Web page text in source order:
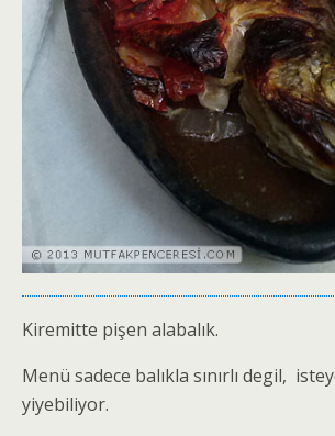
Kiremitte pişen alabalık.
Menü sadece balıkla sınırlı degil,
yiyebiliyor.